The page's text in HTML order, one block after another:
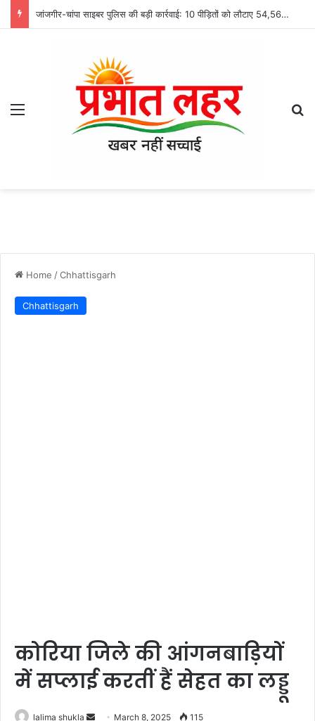
जांजगीर-चांपा साइबर पुलिस की बड़ी कार्रवाई: 10 पीड़ितों को लौटाए 54,568 रुपये, ठगी की रकम वापस कराने की प्रक्रिया जारी
Menu
Home /Chhattisgarh
Chhattisgarh
कोरिया जिले की आंगनबाड़ियों
में सप्लाई करतीं हैं सेहत का लड्डू
lalima shukla
Send March 8, 2025 115